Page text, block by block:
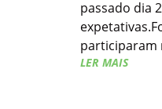
passado dia
participaram
LER MAIS